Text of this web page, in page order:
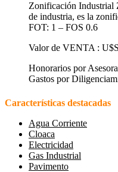
Zonificación Industrial
de industria, es la
FOT: 1 – FOS 0.6
Valor de VENTA :
Honorarios por
Gastos por
Características destacadas
Agua Corriente
Cloaca
Electricidad
Gas Industrial
Pavimento